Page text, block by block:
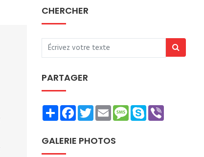
CHERCHER
PARTAGER
ShareFacebookTwitterEmailMessage
Skype
GALERIE PHOTOS